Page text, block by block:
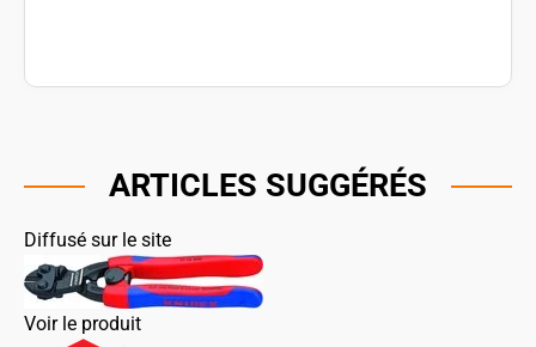
ARTICLES SUGGÉRÉS
Diffusé sur le site
Voir le produit